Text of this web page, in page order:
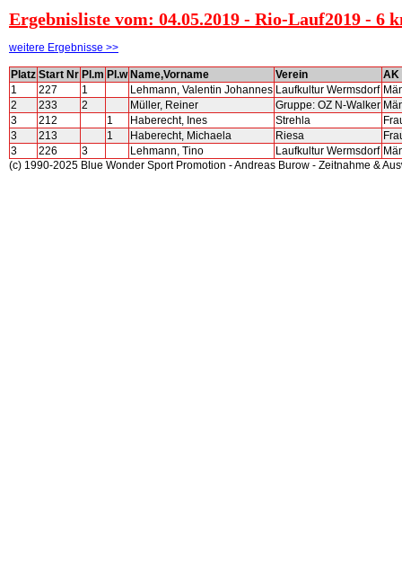
Ergebnisliste vom: 04.05.2019 - Rio-Lauf2019 - 6
weitere Ergebnisse >>
Platz Start Nr Pl.m Pl.w Name,Vorname Verein
AK
1
227 1 Lehmann, Valentin Johannes Laufkultur Wermsdorf
2
233 2 Müller, Reiner Gruppe: OZ N-Walker
3
212 1 Haberecht, Ines Strehla
3
213 1 Haberecht, Michaela Riesa
3
226 3 Lehmann, Tino Laufkultur Wermsdorf
(c) 1990-2025 Blue Wonder Sport Promotion - Andreas Burow - Zeitnahme &